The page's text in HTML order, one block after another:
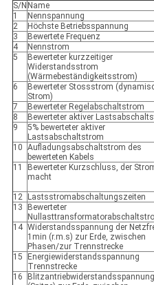
S/N Name
1
Nennspannung
2
Höchste Betriebsspannung
3
Bewertete Frequenz
4
Nennstrom
5
Bewerteter kurzzeitiger
Widerstandsstrom
(Wärmebeständigkeitsstrom)
6
Bewerteter Stossstrom
Strom)
7 Bewerteter Regelabschaltstrom
8
Bewerteter aktiver
9
5% bewerteter aktiver
Lastsabschaltstrom
10 Aufladungsabschaltstrom des
bewerteten Kabels
11
Bewerteter Kurzschluss, der
macht
12
Lastsstromabschaltungszeiten
13
Bewerteter
14 Widerstandsspannung der
1min (r.m.s) zur Erde, zwischen
Phasen/zur Trennstrecke
15
Energiewiderstandsspannung
Trennstrecke
16
Blitzantriebwiderstandsspannung